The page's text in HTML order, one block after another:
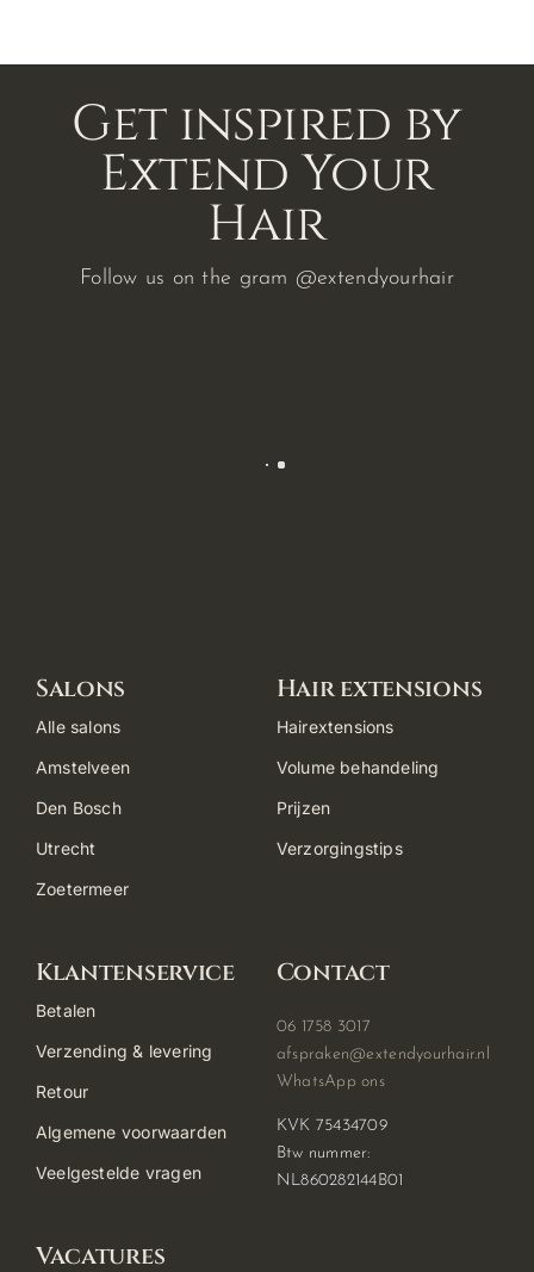
Get inspired by
Extend Your
Hair
Follow us on the gram @extendyourhair
Salons
Alle salons
Amstelveen
Den Bosch
Utrecht
Zoetermeer
Hair extensions
Hairextensions
Volume behandeling
Prijzen
Verzorgingstips
Klantenservice
Betalen
Verzending & levering
Retour
Algemene voorwaarden
Veelgestelde vragen
Contact
06 1758 3017
afspraken@extendyourhair.nl
WhatsApp ons
KVK 75434709
Btw nummer:
NL860282144B01
Vacatures